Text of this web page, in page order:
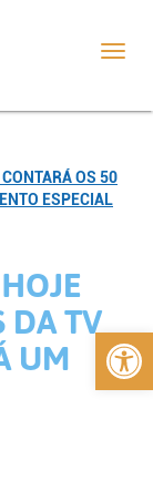
Abrir
OS 50
ESPECIAL
DA TV
UM